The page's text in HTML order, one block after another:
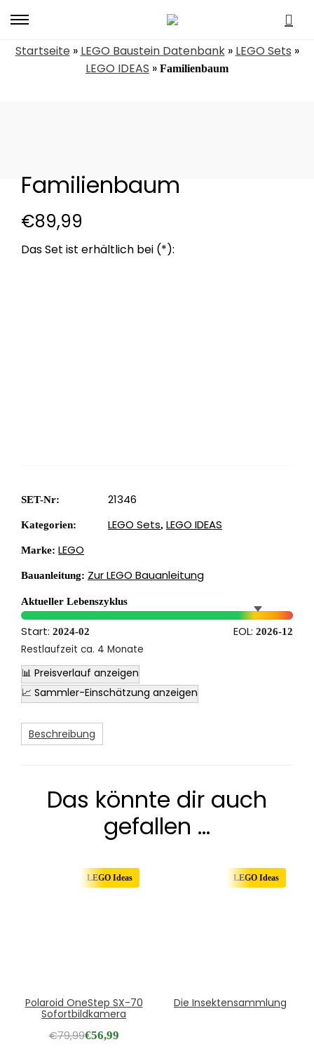
Menu
Startseite» LEGO Baustein Datenbank» LEGO Sets »
LEGO IDEAS » Familienbaum
Familienbaum
€89,99
SET-Nr: 21346
Kategorien: LEGO Sets, LEGO IDEAS
Marke: LEGO
Bauanleitung: Zur LEGO Bauanleitung
Aktueller Lebenszyklus
Start: 2024-02 EOL: 2026-12
Restlaufzeit ca. 4 Monate
📊 Preisverlauf anzeigen
📈 Sammler-Einschätzung anzeigen
Beschreibung
Das könnte dir auch
gefallen …
LEGO Ideas
Polaroid OneStep SX-70
Sofortbildkamera
€79,99€56,99
LEGO Ideas
Die Insektensammlung